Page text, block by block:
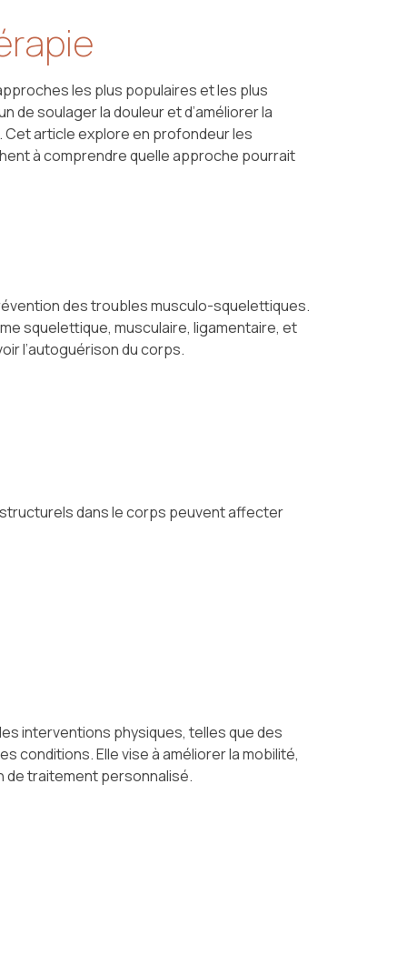
les plus populaires et les plus
de soulager la douleur et d’améliorer la
article explore en profondeur les
à comprendre quelle approche pourrait
des troubles musculo-squelettiques.
squelettique, musculaire, ligamentaire, et
l’autoguérison du corps.
dans le corps peuvent affecter
interventions physiques, telles que des
Elle vise à améliorer la mobilité,
de traitement personnalisé.